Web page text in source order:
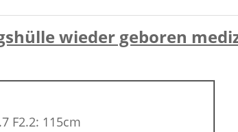
wieder geboren
F2.2: 115cm